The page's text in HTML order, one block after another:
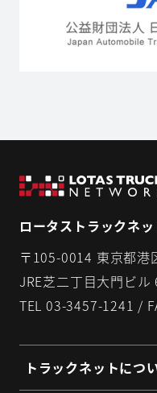
ロータストラックネッ
〒105-0014 東京都港
JRE芝二丁目大門ビル
TEL 03-3457-1241 /
トラックネットにつ